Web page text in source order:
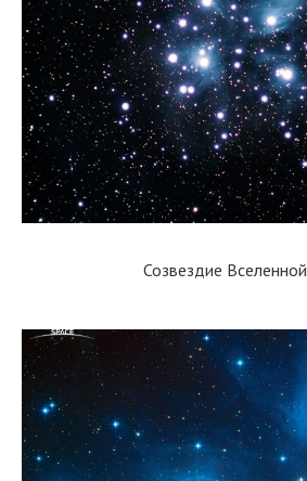
Созвездие Вселенной